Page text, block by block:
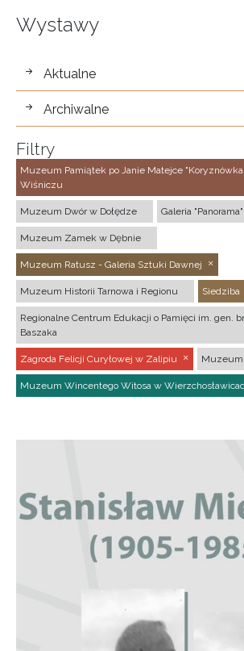
Wystawy
wystawy
Aktualne
Archiwalne
Filtry
Muzeum Pamiątek po Janie Matejce
Wiśniczu
Muzeum Dwór w Dołędze Galeria "Panorama"
Muzeum Zamek w Dębnie
Muzeum Ratusz - Galeria Sztuki Dawnej
Muzeum Historii Tarnowa i Regionu Siedziba
Regionalne Centrum Edukacji o Pamięci im. gen.
Baszaka
Zagroda Felicji Curyłowej w Zalipiu Muzeum
Muzeum Wincentego Witosa w